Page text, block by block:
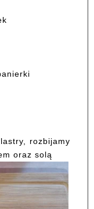
rozbijamy
oraz solą